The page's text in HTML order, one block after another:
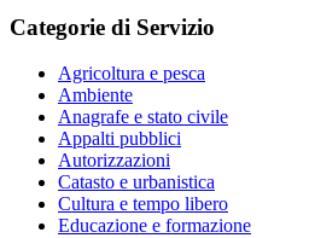
Categorie di Servizio
Agricoltura e pesca
Ambiente
Anagrafe e stato civile
Appalti pubblici
Autorizzazioni
Catasto e urbanistica
Cultura e tempo libero
Educazione e formazione